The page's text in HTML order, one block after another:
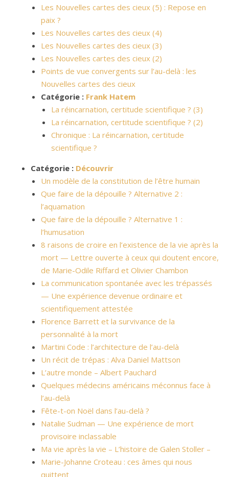
Les Nouvelles cartes des cieux (5) : Repose en
paix ?
Les Nouvelles cartes des cieux (4)
Les Nouvelles cartes des cieux (3)
Les Nouvelles cartes des cieux (2)
Points de vue convergents sur l’au-delà : les
Nouvelles cartes des cieux
Catégorie : Frank Hatem
La réincarnation, certitude scientifique ? (3)
La réincarnation, certitude scientifique ? (2)
Chronique : La réincarnation, certitude
scientifique ?
Catégorie : Découvrir
Un modèle de la constitution de l’être humain
Que faire de la dépouille ? Alternative 2 :
l’aquamation
Que faire de la dépouille ? Alternative 1 :
l’humusation
8 raisons de croire en l’existence de la vie après la
mort — Lettre ouverte à ceux qui doutent encore,
de Marie-Odile Riffard et Olivier Chambon
La communication spontanée avec les trépassés
— Une expérience devenue ordinaire et
scientifiquement attestée
Florence Barrett et la survivance de la
personnalité à la mort
Martini Code : l’architecture de l’au-delà
Un récit de trépas : Alva Daniel Mattson
L’autre monde – Albert Pauchard
Quelques médecins américains méconnus face à
l’au-delà
Fête-t-on Noël dans l’au-delà ?
Natalie Sudman — Une expérience de mort
provisoire inclassable
Ma vie après la vie – L’histoire de Galen Stoller –
Marie-Johanne Croteau : ces âmes qui nous
quittent